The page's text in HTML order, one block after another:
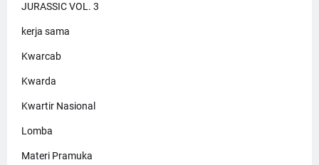
JURASSIC VOL. 3
kerja sama
Kwarcab
Kwarda
Kwartir Nasional
Lomba
Materi Pramuka